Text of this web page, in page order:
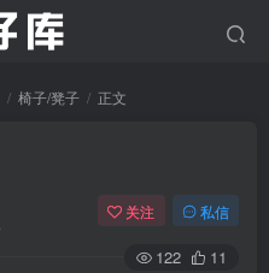
椅子/凳子 正文
关注 私信
122 11